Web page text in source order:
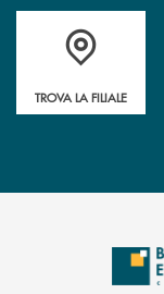
Accedi all' elenco
TROVA LA FILIALE